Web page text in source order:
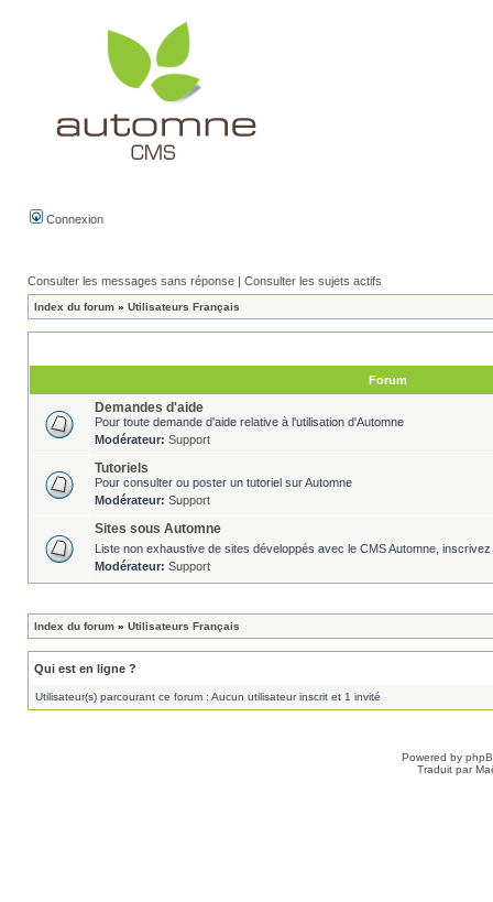
Connexion
Consulter les messages sans réponse | Consulter les sujets actifs
Index du forum » Utilisateurs Français
Forum
Demandes d'aide
Pour toute demande d'aide relative à l'utilisation d'Automne
Modérateur: Support
Tutoriels
Pour consulter ou poster un tutoriel sur Automne
Modérateur: Support
Sites sous Automne
Liste non exhaustive de sites développés avec le CMS Automne,
Modérateur: Support
Index du forum » Utilisateurs Français
Qui est en ligne ?
Utilisateur(s) parcourant ce forum : Aucun utilisateur inscrit et 1 invité
Powered by
Traduit par